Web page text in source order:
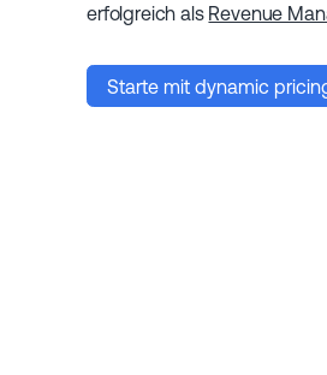
erfolgreich als Revenue
Starte mit dynamic